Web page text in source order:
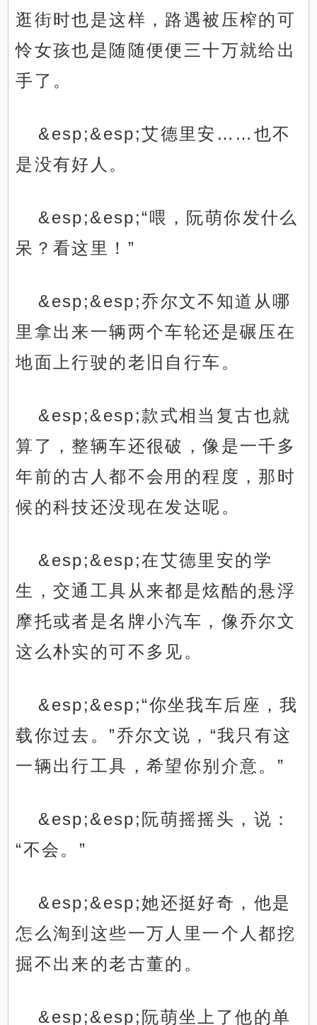
逛街时也是这样，路遇被压榨的可
怜女孩也是随随便便三十万就给出
手了。
&esp;&esp;艾德里安……也不
是没有好人。
&esp;&esp;“喂，阮萌你发什么
呆？看这里！”
&esp;&esp;乔尔文不知道从哪
里拿出来一辆两个车轮还是碾压在
地面上行驶的老旧自行车。
&esp;&esp;款式相当复古也就
算了，整辆车还很破，像是一千多
年前的古人都不会用的程度，那时
候的科技还没现在发达呢。
&esp;&esp;在艾德里安的学
生，交通工具从来都是炫酷的悬浮
摩托或者是名牌小汽车，像乔尔文
这么朴实的可不多见。
&esp;&esp;“你坐我车后座，我
载你过去。”乔尔文说，“我只有这
一辆出行工具，希望你别介意。”
&esp;&esp;阮萌摇摇头，说：
“不会。”
&esp;&esp;她还挺好奇，他是
怎么淘到这些一万人里一个人都挖
掘不出来的老古董的。
&esp;&esp;阮萌坐上了他的单